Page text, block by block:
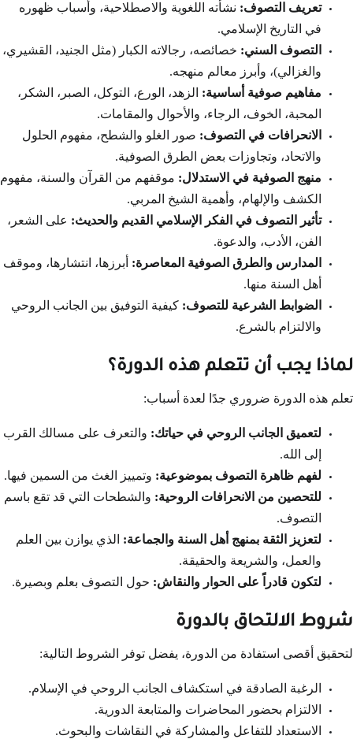
تعريف التصوف: نشأته اللغوية والاصطلاحية، وأسباب ظهوره
في التاريخ الإسلامي.
التصوف السني: خصائصه، رجالاته الكبار (مثل الجنيد، القشيري،
والغزالي)، وأبرز معالم منهجه.
مفاهيم صوفية أساسية: الزهد، الورع، التوكل، الصبر، الشكر،
المحبة، الخوف، الرجاء، والأحوال والمقامات.
الانحرافات في التصوف: صور الغلو والشطح، مفهوم الحلول
والاتحاد، وتجاوزات بعض الطرق الصوفية.
منهج الصوفية في الاستدلال: موقفهم من القرآن والسنة، مفهوم
الكشف والإلهام، وأهمية الشيخ المربي.
تأثير التصوف في الفكر الإسلامي القديم والحديث: على الشعر،
الفن، الأدب، والدعوة.
المدارس والطرق الصوفية المعاصرة: أبرزها، انتشارها، وموقف
أهل السنة منها.
الضوابط الشرعية للتصوف: كيفية التوفيق بين الجانب الروحي
والالتزام بالشرع.
لماذا يجب أن تتعلم هذه الدورة؟
تعلم هذه الدورة ضروري جدًا لعدة أسباب:
لتعميق الجانب الروحي في حياتك: والتعرف على مسالك القرب
إلى الله.
لفهم ظاهرة التصوف بموضوعية: وتمييز الغث من السمين فيها.
للتحصين من الانحرافات الروحية: والشطحات التي قد تقع باسم
التصوف.
لتعزيز الثقة بمنهج أهل السنة والجماعة: الذي يوازن بين العلم
والعمل، والشريعة والحقيقة.
لتكون قادراً على الحوار والنقاش: حول التصوف بعلم وبصيرة.
شروط الالتحاق بالدورة
لتحقيق أقصى استفادة من الدورة، يفضل توفر الشروط التالية:
الرغبة الصادقة في استكشاف الجانب الروحي في الإسلام.
الالتزام بحضور المحاضرات والمتابعة الدورية.
الاستعداد للتفاعل والمشاركة في النقاشات والبحوث.